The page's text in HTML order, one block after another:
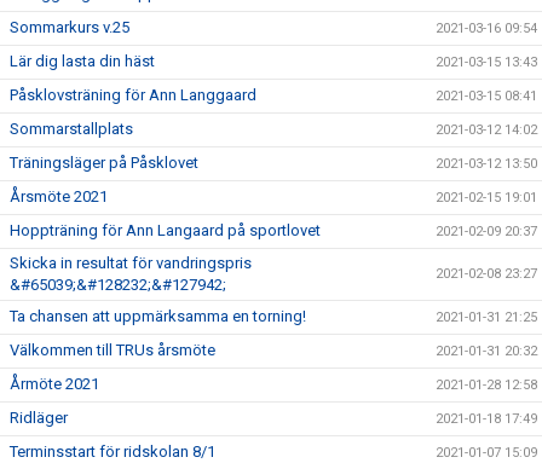
Sommarkurs v.25 2021-03-16 09:54
Lär dig lasta din häst 2021-03-15 13:43
Påsklovsträning för Ann Langgaard 2021-03-15 08:41
Sommarstallplats 2021-03-12 14:02
Träningsläger på Påsklovet 2021-03-12 13:50
Årsmöte 2021 2021-02-15 19:01
Hoppträning för Ann Langaard på sportlovet 2021-02-09 20:37
Skicka in resultat för vandringspris
&#65039;&#128232;&#127942;
2021-02-08 23:27
Ta chansen att uppmärksamma en torning! 2021-01-31 21:25
Välkommen till TRUs årsmöte 2021-01-31 20:32
Årmöte 2021 2021-01-28 12:58
Ridläger 2021-01-18 17:49
Terminsstart för ridskolan 8/1 2021-01-07 15:09